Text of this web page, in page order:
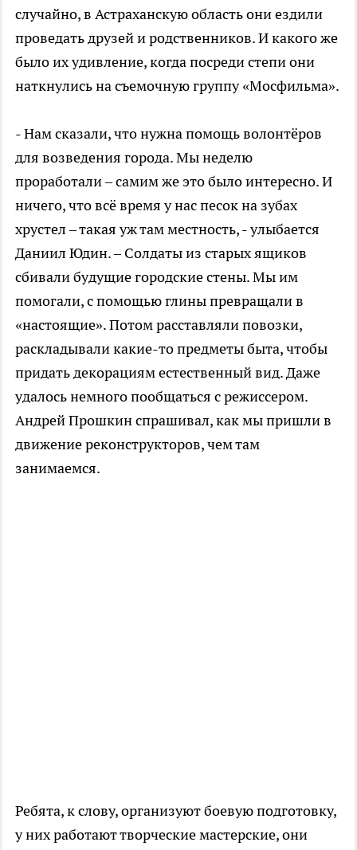
случайно, в Астраханскую область они ездили
проведать друзей и родственников. И какого же
было их удивление, когда посреди степи они
наткнулись на съемочную группу «Мосфильма».
- Нам сказали, что нужна помощь волонтёров
для возведения города. Мы неделю
проработали – самим же это было интересно. И
ничего, что всё время у нас песок на зубах
хрустел – такая уж там местность, - улыбается
Даниил Юдин. – Солдаты из старых ящиков
сбивали будущие городские стены. Мы им
помогали, с помощью глины превращали в
«настоящие». Потом расставляли повозки,
раскладывали какие-то предметы быта, чтобы
придать декорациям естественный вид. Даже
удалось немного пообщаться с режиссером.
Андрей Прошкин спрашивал, как мы пришли в
движение реконструкторов, чем там
занимаемся.
Ребята, к слову, организуют боевую подготовку,
у них работают творческие мастерские, они